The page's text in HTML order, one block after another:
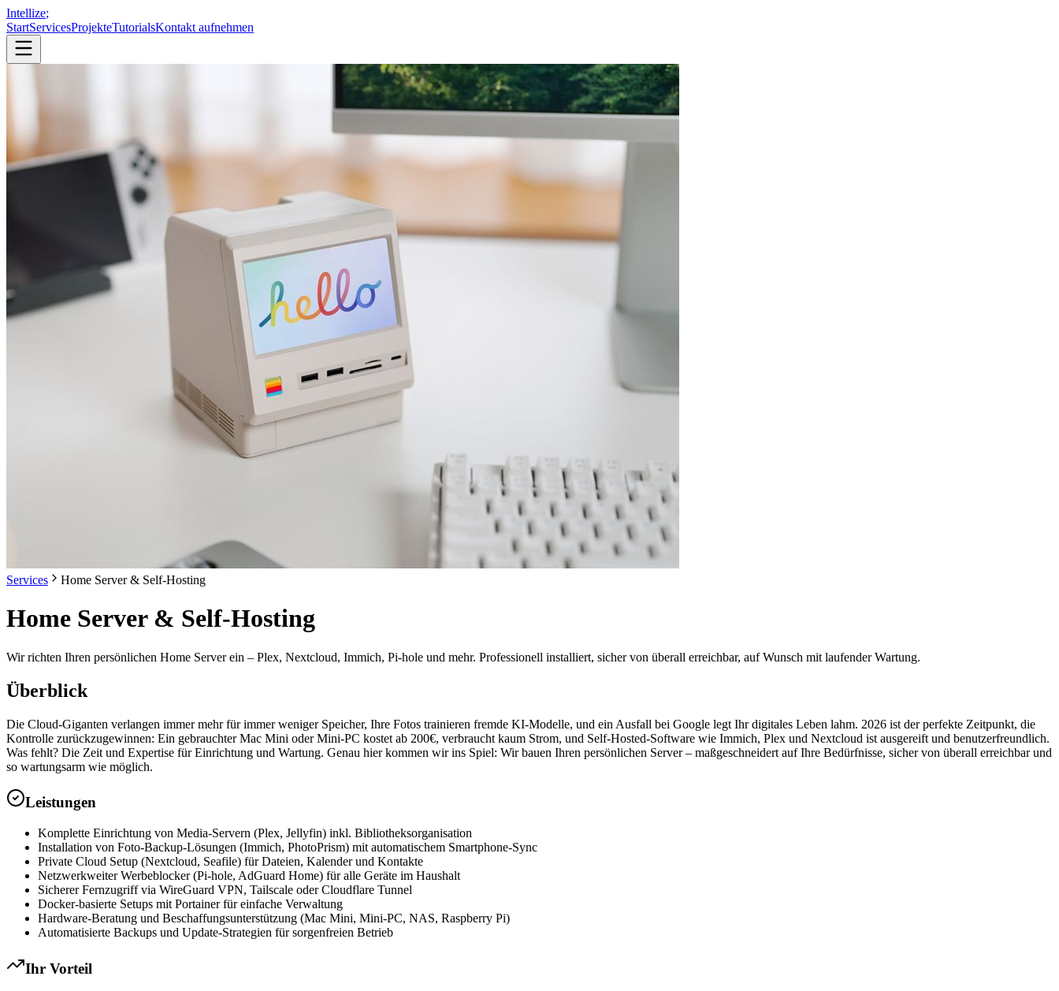
Intellize;
StartServicesProjekteTutorialsKontakt aufnehmen
Services Home Server & Self-Hosting
Home Server & Self-Hosting
Wir richten Ihren persönlichen Home Server ein – Plex, Nextcloud, Immich, Pi-hole und mehr. Professionell installiert, sicher von überall erreichbar, auf Wunsch mit laufender Wartung.
Überblick
Die Cloud-Giganten verlangen immer mehr für immer weniger Speicher, Ihre Fotos trainieren fremde KI-Modelle, und ein Ausfall bei Google legt Ihr digitales Leben lahm. 2026 ist der perfekte Zeitpunkt, die
Kontrolle zurückzugewinnen: Ein gebrauchter Mac Mini oder Mini-PC kostet ab 200€, verbraucht kaum Strom, und Self-Hosted-Software wie Immich, Plex und Nextcloud ist ausgereift und benutzerfreundlich.
Was fehlt? Die Zeit und Expertise für Einrichtung und Wartung. Genau hier kommen wir ins Spiel: Wir bauen Ihren persönlichen Server – maßgeschneidert auf Ihre Bedürfnisse, sicher von überall erreichbar und
so wartungsarm wie möglich.
Leistungen
Komplette Einrichtung von Media-Servern (Plex, Jellyfin) inkl. Bibliotheksorganisation
Installation von Foto-Backup-Lösungen (Immich, PhotoPrism) mit automatischem Smartphone-Sync
Private Cloud Setup (Nextcloud, Seafile) für Dateien, Kalender und Kontakte
Netzwerkweiter Werbeblocker (Pi-hole, AdGuard Home) für alle Geräte im Haushalt
Sicherer Fernzugriff via WireGuard VPN, Tailscale oder Cloudflare Tunnel
Docker-basierte Setups mit Portainer für einfache Verwaltung
Hardware-Beratung und Beschaffungsunterstützung (Mac Mini, Mini-PC, NAS, Raspberry Pi)
Automatisierte Backups und Update-Strategien für sorgenfreien Betrieb
Ihr Vorteil